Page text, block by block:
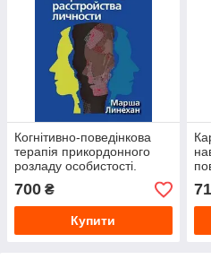
Когнітивно-поведінкова
терапія прикордонного
розладу особистості.
Марша М. Лінехан
700 ₴
Купити